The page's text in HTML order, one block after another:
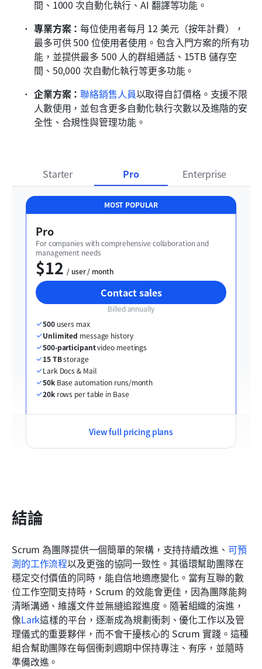
間、1000 次自動化執行、AI 翻譯等功能。
專業方案：每位使用者每月 12 美元（按年計費），
最多可供 500 位使用者使用。包含入門方案的所有功
能，並提供最多 500 人的群組通話、15TB 儲存空
間、50,000 次自動化執行等更多功能。
企業方案：聯絡銷售人員以取得自訂價格。支援不限
人數使用，並包含更多自動化執行次數以及進階的安
全性、合規性與管理功能。
Starter Pro Enterprise
MOST POPULAR
Pro
For companies with comprehensive collaboration and
management needs
$12
  / user / month
Contact sales
Billed annually
500 users max
Unlimited message history
500-participant video meetings
15 TB storage
Lark Docs & Mail
50k Base automation runs/month
20k rows per table in Base
View full pricing plans
結論
Scrum 為團隊提供一個簡單的架構，支持持續改進、 可預
測的工作流程以及更強的協同一致性。其循環幫助團隊在
穩定交付價值的同時，能自信地適應變化。當有互聯的數
位工作空間支持時，Scrum 的效能會更佳，因為團隊能夠
清晰溝通、維護文件並無縫追蹤進度。隨著組織的演進，
像Lark這樣的平台，逐漸成為規劃衝刺、優化工作以及管
理儀式的重要夥伴，而不會干擾核心的 Scrum 實踐。這種
組合幫助團隊在每個衝刺週期中保持專注、有序，並隨時
準備改進。